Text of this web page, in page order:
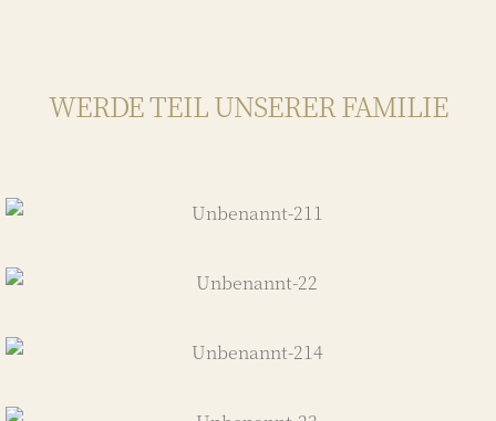
WERDE TEIL UNSERER FAMILIE